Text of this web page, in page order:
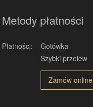
Metody płatności
Płatności:
Gotówka
Szybki przelew
Zamów online